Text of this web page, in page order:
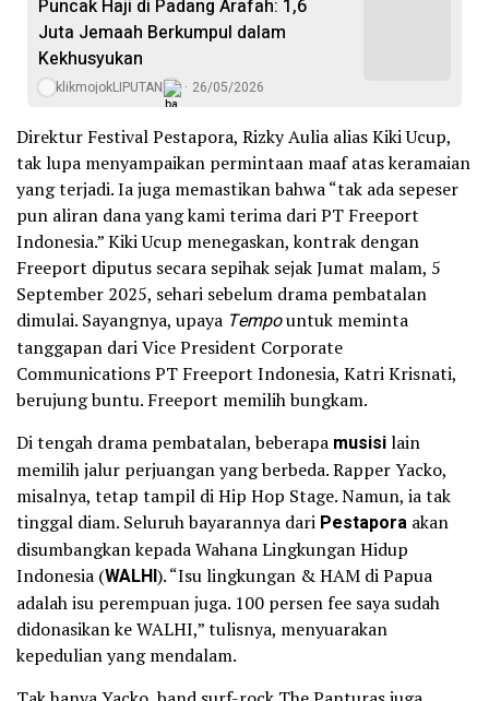
Puncak Haji di Padang Arafah: 1,6
Juta Jemaah Berkumpul dalam
Kekhusyukan
klikmojokLIPUTAN 26/05/2026
Direktur Festival Pestapora, Rizky Aulia alias Kiki Ucup,
tak lupa menyampaikan permintaan maaf atas keramaian
yang terjadi. Ia juga memastikan bahwa “tak ada sepeser
pun aliran dana yang kami terima dari PT Freeport
Indonesia.” Kiki Ucup menegaskan, kontrak dengan
Freeport diputus secara sepihak sejak Jumat malam, 5
September 2025, sehari sebelum drama pembatalan
dimulai. Sayangnya, upaya Tempountuk meminta
tanggapan dari Vice President Corporate
Communications PT Freeport Indonesia, Katri Krisnati,
berujung buntu. Freeport memilih bungkam.
Di tengah drama pembatalan, beberapa musisilain
memilih jalur perjuangan yang berbeda. Rapper Yacko,
misalnya, tetap tampil di Hip Hop Stage. Namun, ia tak
tinggal diam. Seluruh bayarannya dari Pestapora akan
disumbangkan kepada Wahana Lingkungan Hidup
Indonesia (WALHI). “Isu lingkungan & HAM di Papua
adalah isu perempuan juga. 100 persen fee saya sudah
didonasikan ke WALHI,” tulisnya, menyuarakan
kepedulian yang mendalam.